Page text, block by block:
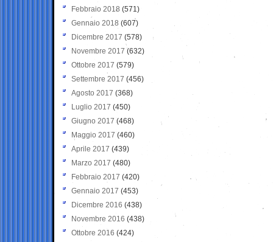
Febbraio 2018 (571)
Gennaio 2018 (607)
Dicembre 2017 (578)
Novembre 2017 (632)
Ottobre 2017 (579)
Settembre 2017 (456)
Agosto 2017 (368)
Luglio 2017 (450)
Giugno 2017 (468)
Maggio 2017 (460)
Aprile 2017 (439)
Marzo 2017 (480)
Febbraio 2017 (420)
Gennaio 2017 (453)
Dicembre 2016 (438)
Novembre 2016 (438)
Ottobre 2016 (424)